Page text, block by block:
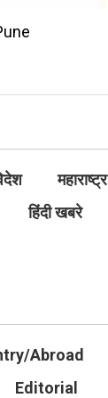
महाराष्ट्र
हिंदी खबरे
Abroad
Editorial